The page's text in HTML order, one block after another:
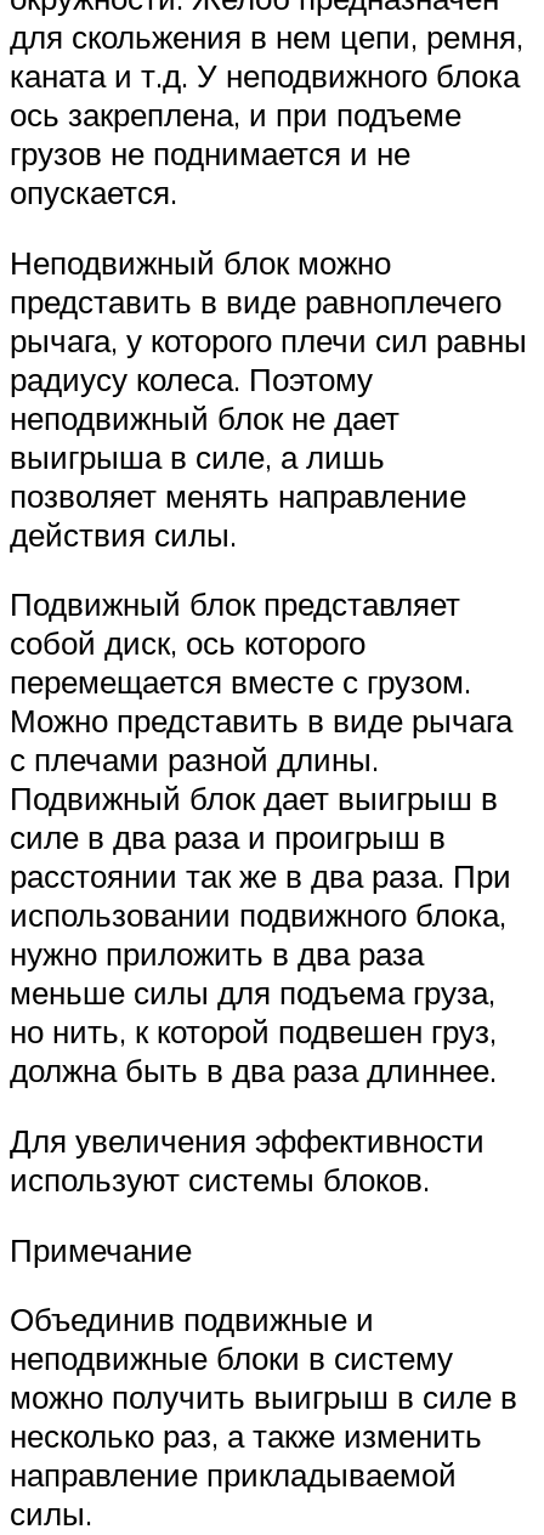
для скольжения в нем цепи, ремня,
каната и т.д. У неподвижного блока
ось закреплена, и при подъеме
грузов не поднимается и не
опускается.
Неподвижный блок можно
представить в виде равноплечего
рычага, у которого плечи сил равны
радиусу колеса. Поэтому
неподвижный блок не дает
выигрыша в силе, а лишь
позволяет менять направление
действия силы.
Подвижный блок представляет
собой диск, ось которого
перемещается вместе с грузом.
Можно представить в виде рычага
с плечами разной длины.
Подвижный блок дает выигрыш в
силе в два раза и проигрыш в
расстоянии так же в два раза. При
использовании подвижного блока,
нужно приложить в два раза
меньше силы для подъема груза,
но нить, к которой подвешен груз,
должна быть в два раза длиннее.
Для увеличения эффективности
используют системы блоков.
Примечание
Объединив подвижные и
неподвижные блоки в систему
можно получить выигрыш в силе в
несколько раз, а также изменить
направление прикладываемой
силы.